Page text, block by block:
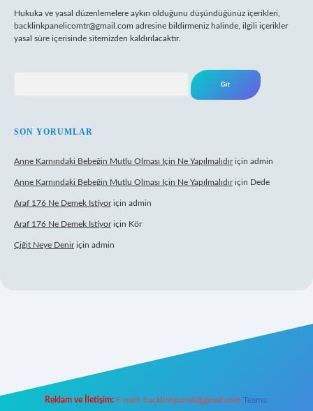
Hukuka ve yasal düzenlemelere aykırı olduğunu düşündüğünüz içerikleri,
backlinkpanelicomtr@gmail.com adresine bildirmeniz halinde, ilgili içerikler
yasal süre içerisinde sitemizden kaldırılacaktır.
SON YORUMLAR
Anne Karnındaki Bebeğin Mutlu Olması Için Ne Yapılmalıdıriçin admin
Anne Karnındaki Bebeğin Mutlu Olması Için Ne Yapılmalıdıriçin Dede
Araf 176 Ne Demek Istiyoriçin admin
Araf 176 Ne Demek Istiyoriçin Kör
Çiğit Neye Deniriçin admin
Reklam ve İletişim: E-mail: backlinkpaneli@gmail.com Teams: